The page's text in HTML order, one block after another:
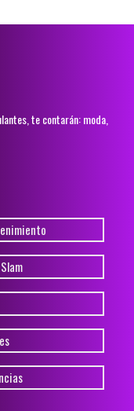
te contarán: moda,